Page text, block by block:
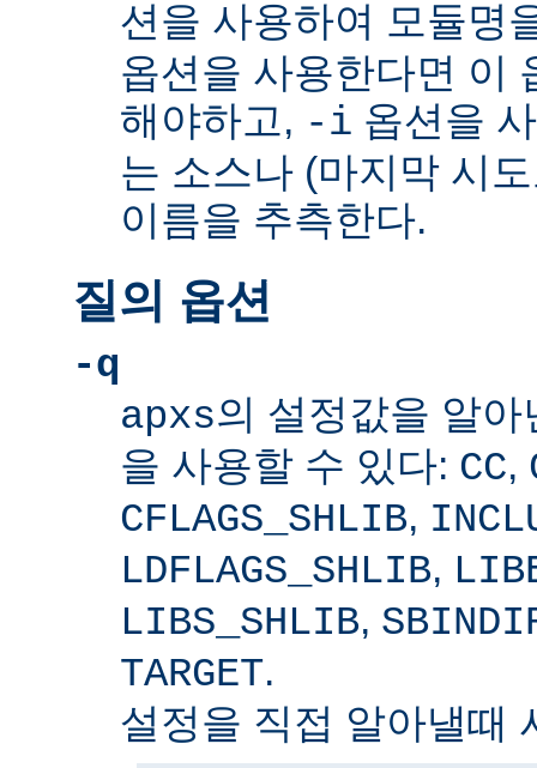
션을 사용하여 모듈명
옵션을 사용한다면 이
해야하고, -i 옵션을
는 소스나 (마지막 시
이름을 추측한다.
질의 옵션
-q
apxs의 설정값을 알
을 사용할 수 있다: CC,
CFLAGS_SHLIB,
LDFLAGS_SHLIB,
LIBS_SHLIB,
TARGET.
설정을 직접 알아낼때